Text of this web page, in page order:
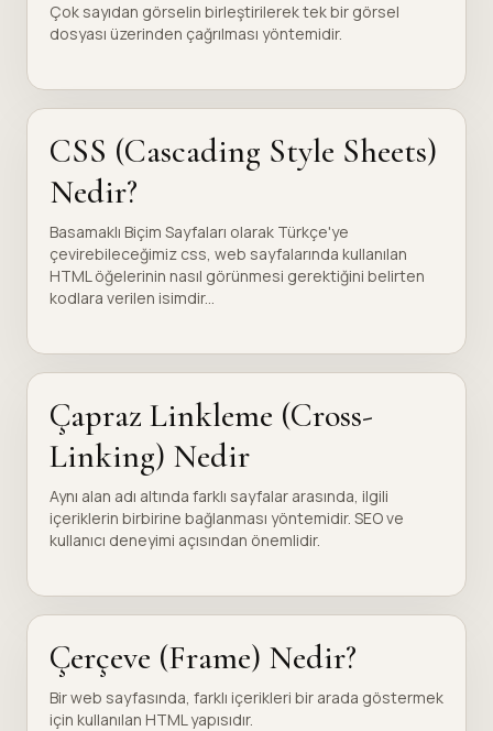
Çok sayıdan görselin birleştirilerek tek bir görsel
dosyası üzerinden çağrılması yöntemidir.
CSS (Cascading Style Sheets)
Nedir?
Basamaklı Biçim Sayfaları olarak Türkçe'ye
çevirebileceğimiz css, web sayfalarında kullanılan
HTML öğelerinin nasıl görünmesi gerektiğini belirten
kodlara verilen isimdir...
Çapraz Linkleme (Cross-
Linking) Nedir
Aynı alan adı altında farklı sayfalar arasında, ilgili
içeriklerin birbirine bağlanması yöntemidir. SEO ve
kullanıcı deneyimi açısından önemlidir.
Çerçeve (Frame) Nedir?
Bir web sayfasında, farklı içerikleri bir arada göstermek
için kullanılan HTML yapısıdır.